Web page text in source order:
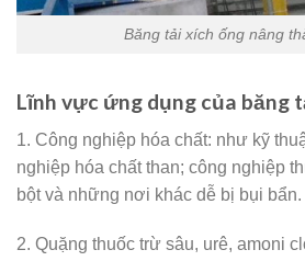
Băng tải xích ống nâng
Lĩnh vực ứng dụng của băng
1. Công nghiệp hóa chất: như kỹ
nghiệp hóa chất than; công nghiệp
bột và những nơi khác dễ bị bụi bẩn.
2. Quặng thuốc trừ sâu, urê, amoni